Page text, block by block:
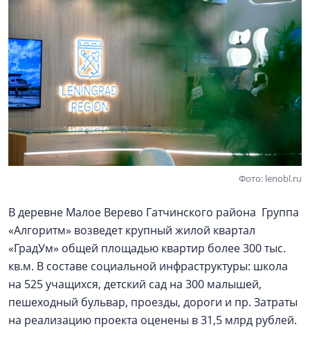
Фото: lenobl.ru
В деревне Малое Верево Гатчинского района Группа
«Алгоритм» возведет крупный жилой квартал
«ГрадУм» общей площадью квартир более 300 тыс.
кв.м. В составе социальной инфраструктуры: школа
на 525 учащихся, детский сад на 300 малышей,
пешеходный бульвар, проезды, дороги и пр. Затраты
на реализацию проекта оценены в 31,5 млрд рублей.